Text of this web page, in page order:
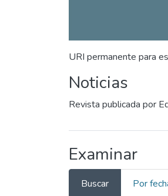
URI permanente para
Noticias
Revista publicada por
Examinar
Buscar Por